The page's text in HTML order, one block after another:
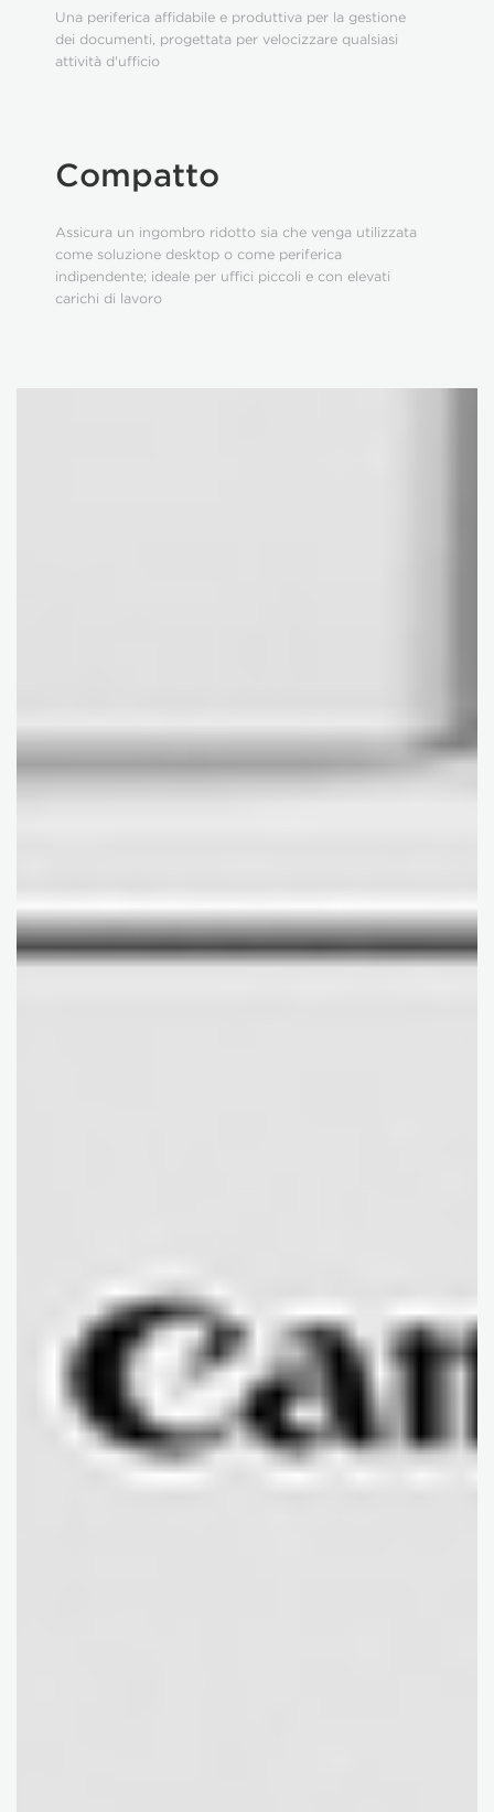
Una periferica affidabile e produttiva per la gestione
dei documenti, progettata per velocizzare qualsiasi
attività d'ufficio
Compatto
Assicura un ingombro ridotto sia che venga utilizzata
come soluzione desktop o come periferica
indipendente; ideale per uffici piccoli e con elevati
carichi di lavoro